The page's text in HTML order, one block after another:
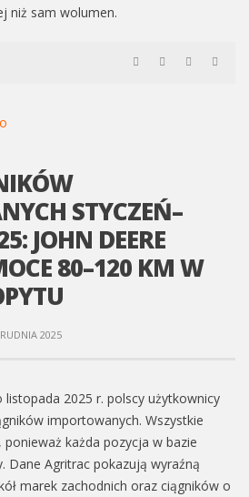
niż sam wolumen.
STYCZEŃ–
JOHN DEERE
80–120 KM W
2025
2025 r. polscy użytkownicy
importowanych. Wszystkie
każda pozycja w bazie
Dane Agritrac pokazują wyraźną
marek zachodnich oraz ciągników o